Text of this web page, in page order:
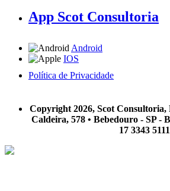
App Scot Consultoria
Android
IOS
Política de Privacidade
Copyright 2026, Scot
Caldeira, 578 • Bebedouro - SP -
17 3343 5111